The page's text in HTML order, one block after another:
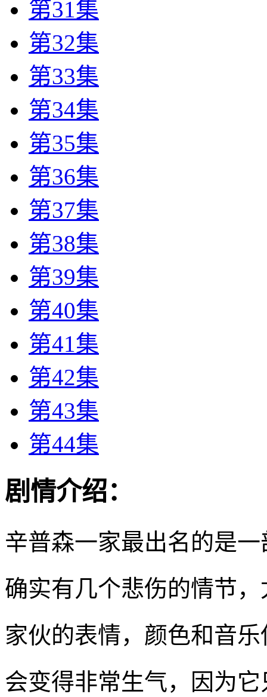
第31集
第32集
第33集
第34集
第35集
第36集
第37集
第38集
第39集
第40集
第41集
第42集
第43集
第44集
剧情介绍：
辛普森一家最出名的是
确实有几个悲伤的情节
家伙的表情，颜色和音
会变得非常生气，因为